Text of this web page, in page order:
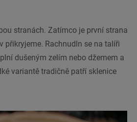
stranách. Zatímco je první strana
přikryjeme. Rachnudln se na talíři
dušeným zelím nebo džemem a
variantě tradičně patří sklenice